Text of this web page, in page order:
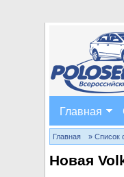
Главная
Главная » Список
Новая